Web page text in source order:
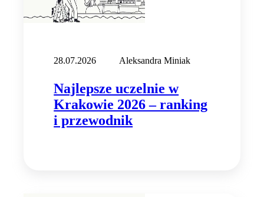
28.07.2026 Aleksandra Miniak
Najlepsze uczelnie w
Krakowie 2026 – ranking
i przewodnik